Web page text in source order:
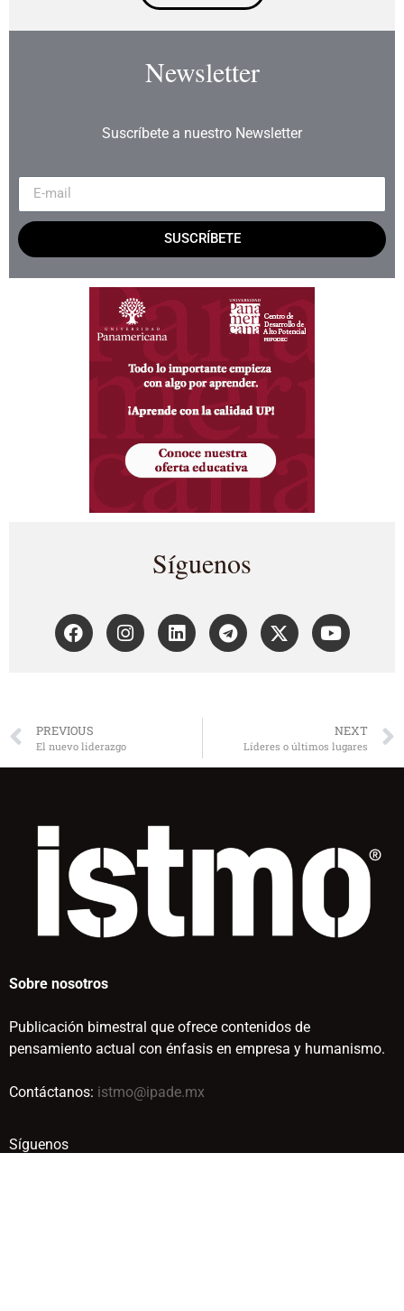
Newsletter
Suscríbete a nuestro Newsletter
SUSCRÍBETE
Síguenos
PREVIOUS
El nuevo liderazgo
NEXT
Líderes o últimos lugares
Sobre nosotros
Publicación bimestral que ofrece contenidos de
pensamiento actual con énfasis en empresa y humanismo.
Contáctanos: istmo@ipade.mx
Síguenos